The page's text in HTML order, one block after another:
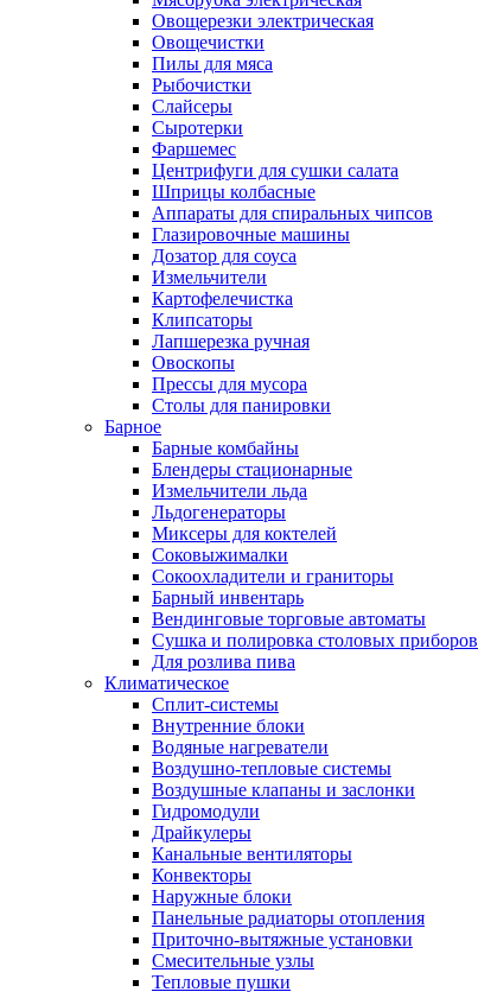
Овощерезки электрическая
Овощечистки
Пилы для мяса
Рыбочистки
Слайсеры
Сыротерки
Фаршемес
Центрифуги для сушки салата
Шприцы колбасные
Аппараты для спиральных чипсов
Глазировочные машины
Дозатор для соуса
Измельчители
Картофелечистка
Клипсаторы
Лапшерезка ручная
Овоскопы
Прессы для мусора
Столы для панировки
Барное
Барные комбайны
Блендеры стационарные
Измельчители льда
Льдогенераторы
Миксеры для коктелей
Соковыжималки
Сокоохладители и граниторы
Барный инвентарь
Вендинговые торговые автоматы
Сушка и полировка столовых приборов
Для розлива пива
Климатическое
Сплит-системы
Внутренние блоки
Водяные нагреватели
Воздушно-тепловые системы
Воздушные клапаны и заслонки
Гидромодули
Драйкулеры
Канальные вентиляторы
Конвекторы
Наружные блоки
Панельные радиаторы отопления
Приточно-вытяжные установки
Смесительные узлы
Тепловые пушки